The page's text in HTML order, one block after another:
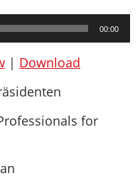
00:00
| Download
for